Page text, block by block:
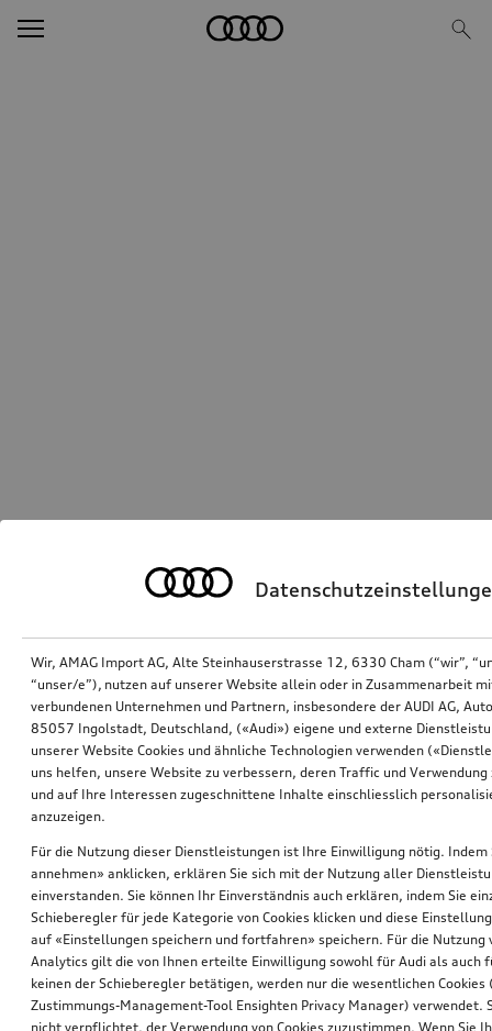
Wir, AMAG Import AG, Alte Steinhauserstrasse 12, 6330 Cham (“wir”,
“unser/e”), nutzen auf unserer Website allein oder in Zusammenarbeit
verbundenen Unternehmen und Partnern, insbesondere der AUDI AG,
85057 Ingolstadt, Deutschland, («Audi») eigene und externe
unserer Website Cookies und ähnliche Technologien verwenden
uns helfen, unsere Website zu verbessern, deren Traffic und Verwendung
und auf Ihre Interessen zugeschnittene Inhalte einschliesslich
anzuzeigen.
Für die Nutzung dieser Dienstleistungen ist Ihre Einwilligung nötig. Indem
annehmen» anklicken, erklären Sie sich mit der Nutzung aller
einverstanden. Sie können Ihr Einverständnis auch erklären, indem Sie
Schieberegler für jede Kategorie von Cookies klicken und diese
auf «Einstellungen speichern und fortfahren» speichern. Für die Nutzung
Analytics gilt die von Ihnen erteilte Einwilligung sowohl für Audi als auch
keinen der Schieberegler betätigen, werden nur die wesentlichen Cookies
Zustimmungs-Management-Tool Ensighten Privacy Manager) verwendet.
nicht verpflichtet, der Verwendung von Cookies zuzustimmen. Wenn Sie